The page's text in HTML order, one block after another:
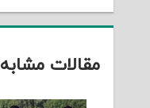
مقالات مشابه